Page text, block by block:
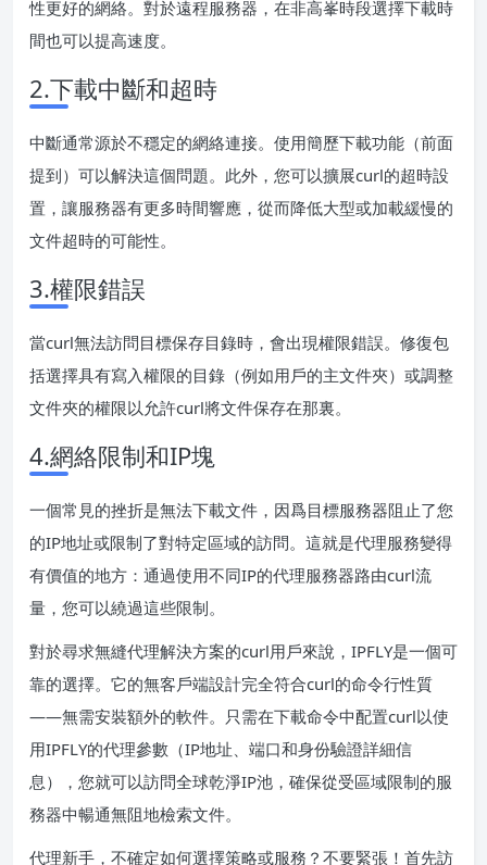
性更好的網絡。對於遠程服務器，在非高峯時段選擇下載時
間也可以提高速度。
2.下載中斷和超時
中斷通常源於不穩定的網絡連接。使用簡歷下載功能（前面
提到）可以解決這個問題。此外，您可以擴展curl的超時設
置，讓服務器有更多時間響應，從而降低大型或加載緩慢的
文件超時的可能性。
3.權限錯誤
當curl無法訪問目標保存目錄時，會出現權限錯誤。修復包
括選擇具有寫入權限的目錄（例如用戶的主文件夾）或調整
文件夾的權限以允許curl將文件保存在那裏。
4.網絡限制和IP塊
一個常見的挫折是無法下載文件，因爲目標服務器阻止了您
的IP地址或限制了對特定區域的訪問。這就是代理服務變得
有價值的地方：通過使用不同IP的代理服務器路由curl流
量，您可以繞過這些限制。
對於尋求無縫代理解決方案的curl用戶來說，IPFLY是一個可
靠的選擇。它的無客戶端設計完全符合curl的命令行性質
——無需安裝額外的軟件。只需在下載命令中配置curl以使
用IPFLY的代理參數（IP地址、端口和身份驗證詳細信
息），您就可以訪問全球乾淨IP池，確保從受區域限制的服
務器中暢通無阻地檢索文件。
代理新手，不確定如何選擇策略或服務？不要緊張！首先訪